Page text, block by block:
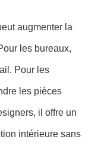
augmenter la
les bureaux,
Pour les
les pièces
il offre un
intérieure sans